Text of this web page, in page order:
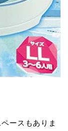
ースもありま